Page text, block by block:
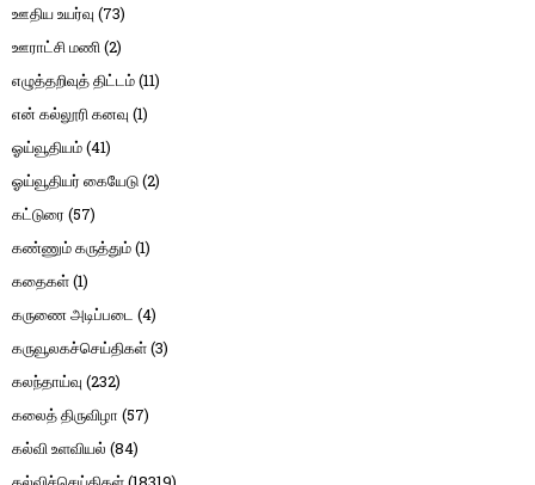
ஊதிய உயர்வு (73)
ஊராட்சி மணி(2)
எழுத்தறிவுத் திட்டம்(11)
என் கல்லூரி கனவு (1)
ஓய்வூதியம்(41)
ஓய்வூதியர் கையேடு(2)
கட்டுரை (57)
கண்ணும் கருத்தும்(1)
கதைகள்(1)
கருணை அடிப்படை (4)
கருவூலகச்செய்திகள்(3)
கலந்தாய்வு (232)
கலைத் திருவிழா (57)
கல்வி உளவியல் (84)